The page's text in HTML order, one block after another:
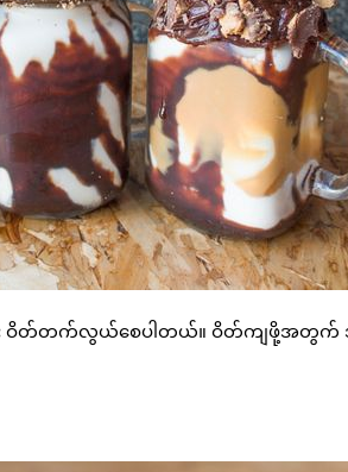
ဝိတ်တက်လွယ်စေပါတယ်။ ဝိတ်ကျဖို့အတွ